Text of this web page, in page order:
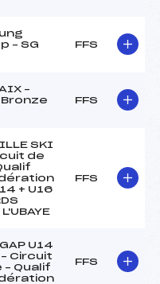
– SG
FFS
–
FFS
SKI
de
+ U16
FFS
U14
– Circuit
– Qualif
FFS